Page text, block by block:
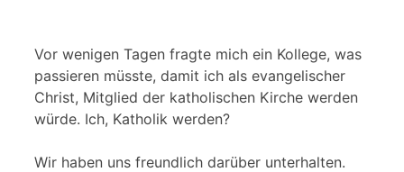
Vor wenigen Tagen fragte mich ein Kollege, was
passieren müsste, damit ich als evangelischer
Christ, Mitglied der katholischen Kirche werden
würde. Ich, Katholik werden?
Wir haben uns freundlich darüber unterhalten.